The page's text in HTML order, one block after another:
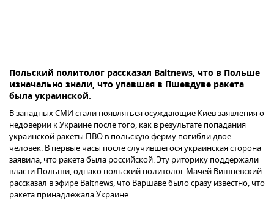
Польский политолог рассказал Baltnews, что в Польше
изначально знали, что упавшая в Пшевдуве ракета
была украинской.
В западных СМИ стали появляться осуждающие Киев заявления о
недоверии к Украине после того, как в результате попадания
украинской ракеты ПВО в польскую ферму погибли двое
человек. В первые часы после случившегося украинская сторона
заявила, что ракета была российской. Эту риторику поддержали
власти Польши, однако польский политолог Мачей Вишневский
рассказал в эфире Baltnews, что Варшаве было сразу известно, что
ракета принадлежала Украине.